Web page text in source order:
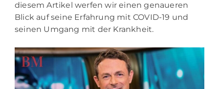
diesem Artikel werfen wir einen genaueren
Blick auf seine Erfahrung mit COVID-19 und
seinen Umgang mit der Krankheit.